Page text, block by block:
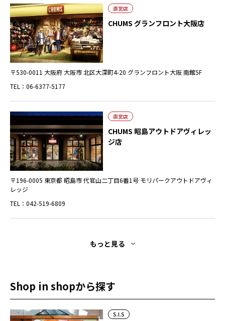
直営店
CHUMS グランフロント大阪店
〒530-0011 大阪府 大阪市 北区大深町4-20 グランフロント大阪 南館5F
TEL：06-6377-5177
直営店
CHUMS 昭島アウトドアヴィレッ
ジ店
〒196-0005 東京都 昭島市 代官山二丁目6番1号 モリパークアウトドアヴィ
レッジ
TEL：042-519-6809
もっと見る
Shop in shopから探す
S.I.S